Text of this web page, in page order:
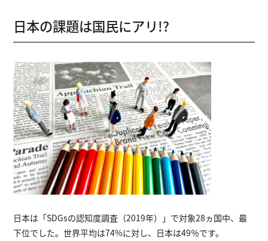
日本の課題は国民にアリ!?
日本は「SDGsの認知度調査（2019年）」で対象28ヵ国中、最
下位でした。世界平均は74%に対し、日本は49％です。